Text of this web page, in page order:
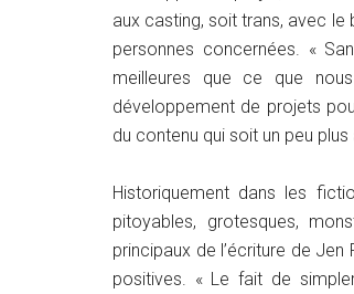
aux casting, soit trans, avec
personnes concernées. «
meilleures que ce que
développement de projets
du contenu qui soit un peu
Historiquement dans les
pitoyables, grotesques,
principaux de l’écriture de
positives. « Le fait de